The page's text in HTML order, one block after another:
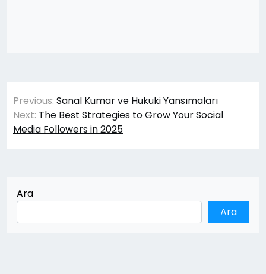
Yazı
gezinmesi
Previous: Sanal Kumar ve Hukuki Yansımaları
Next: The Best Strategies to Grow Your Social
Media Followers in 2025
Ara
Ara